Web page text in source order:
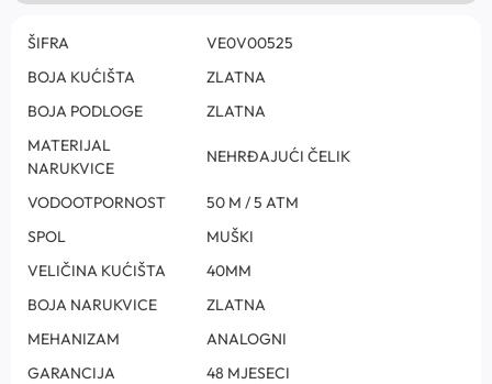
ŠIFRA
VE0V00525
BOJA KUĆIŠTA
ZLATNA
BOJA PODLOGE
ZLATNA
MATERIJAL
NARUKVICE
NEHRĐAJUĆI ČELIK
VODOOTPORNOST
50 M / 5 ATM
SPOL
MUŠKI
VELIČINA KUĆIŠTA
40MM
BOJA NARUKVICE
ZLATNA
MEHANIZAM
ANALOGNI
GARANCIJA
48 MJESECI